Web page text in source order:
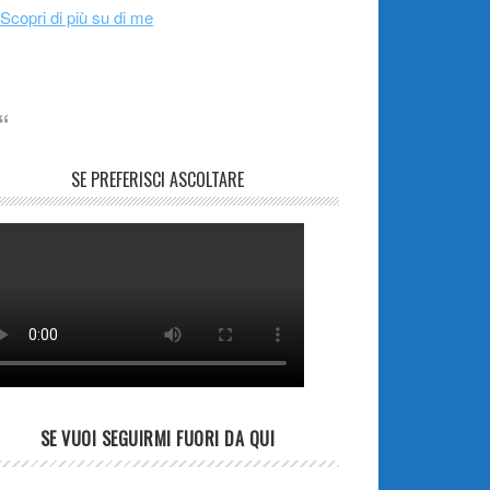
Scopri di più su di me
SE PREFERISCI ASCOLTARE
SE VUOI SEGUIRMI FUORI DA QUI